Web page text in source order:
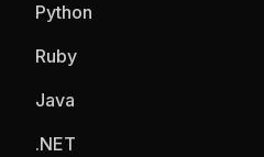
Python
Ruby
Java
.NET